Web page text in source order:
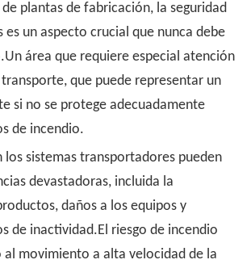
plantas de fabricación, la seguridad
un aspecto crucial que nunca debe
área que requiere especial atención
que puede representar un
si no se protege adecuadamente
de incendio.
los sistemas transportadores pueden
devastadoras, incluida la
daños a los equipos y
de inactividad.El riesgo de incendio
al movimiento a alta velocidad de la